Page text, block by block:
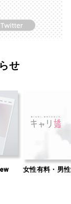
せ
女性有料・男